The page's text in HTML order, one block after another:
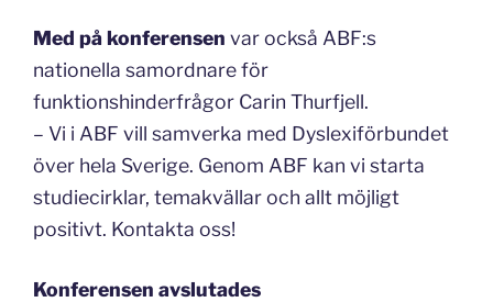
Med på konferensen var också ABF:s
nationella samordnare för
funktionshinderfrågor Carin Thurfjell.
– Vi i ABF vill samverka med Dyslexiförbundet
över hela Sverige. Genom ABF kan vi starta
studiecirklar, temakvällar och allt möjligt
positivt. Kontakta oss!
Konferensen avslutades